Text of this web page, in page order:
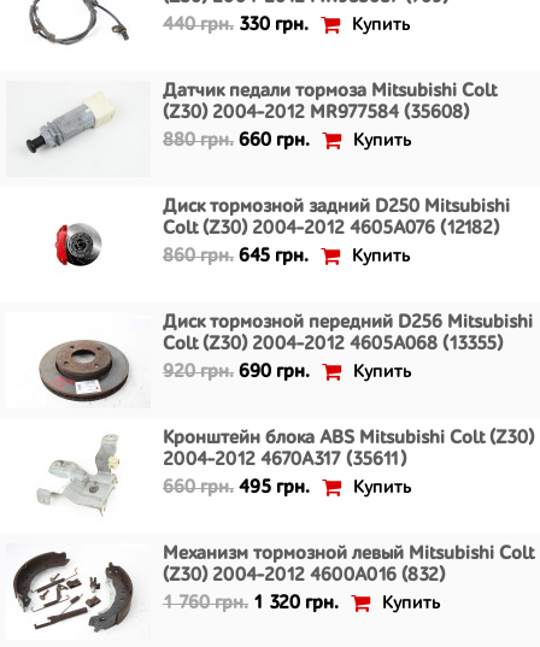
440 грн. 330 грн. Купить
Датчик педали тормоза Mitsubishi Colt
(Z30) 2004-2012 MR977584 (35608)
880 грн. 660 грн. Купить
Диск тормозной задний D250 Mitsubishi
Colt (Z30) 2004-2012 4605A076 (12182)
860 грн. 645 грн. Купить
Диск тормозной передний D256 Mitsubishi
Colt (Z30) 2004-2012 4605A068 (13355)
920 грн. 690 грн. Купить
Кронштейн блока ABS Mitsubishi Colt (Z30)
2004-2012 4670A317 (35611)
660 грн. 495 грн. Купить
Механизм тормозной левый Mitsubishi Colt
(Z30) 2004-2012 4600A016 (832)
1 760 грн. 1 320 грн. Купить